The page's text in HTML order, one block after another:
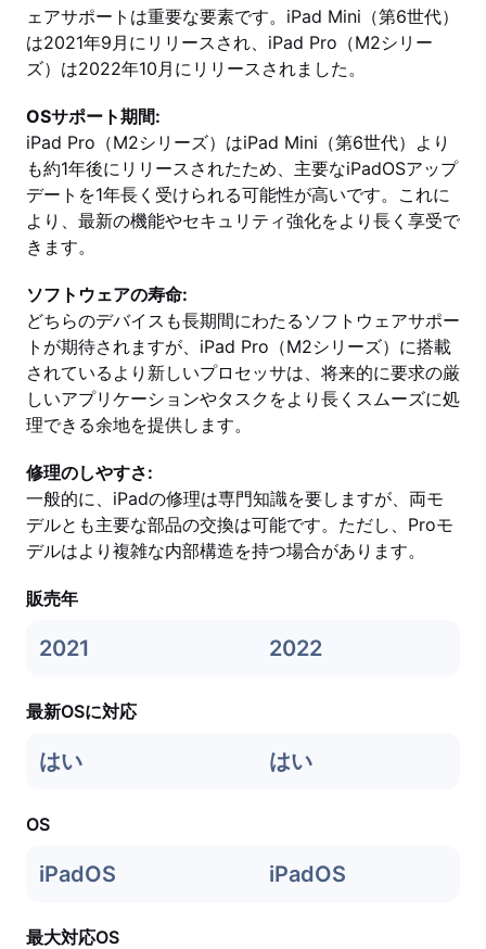
ェアサポートは重要な要素です。iPad Mini（第6世代）
は2021年9月にリリースされ、iPad Pro（M2シリー
ズ）は2022年10月にリリースされました。
OSサポート期間:
iPad Pro（M2シリーズ）はiPad Mini（第6世代）より
も約1年後にリリースされたため、主要なiPadOSアップ
デートを1年長く受けられる可能性が高いです。これに
より、最新の機能やセキュリティ強化をより長く享受で
きます。
ソフトウェアの寿命:
どちらのデバイスも長期間にわたるソフトウェアサポー
トが期待されますが、iPad Pro（M2シリーズ）に搭載
されているより新しいプロセッサは、将来的に要求の厳
しいアプリケーションやタスクをより長くスムーズに処
理できる余地を提供します。
修理のしやすさ:
一般的に、iPadの修理は専門知識を要しますが、両モ
デルとも主要な部品の交換は可能です。ただし、Proモ
デルはより複雑な内部構造を持つ場合があります。
販売年
2021 2022
最新OSに対応
はい はい
OS
iPadOS iPadOS
最大対応OS